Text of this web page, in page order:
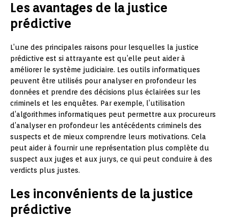
Les avantages de la justice
prédictive
L’une des principales raisons pour lesquelles la justice
prédictive est si attrayante est qu’elle peut aider à
améliorer le système judiciaire. Les outils informatiques
peuvent être utilisés pour analyser en profondeur les
données et prendre des décisions plus éclairées sur les
criminels et les enquêtes. Par exemple, l’utilisation
d’algorithmes informatiques peut permettre aux procureurs
d’analyser en profondeur les antécédents criminels des
suspects et de mieux comprendre leurs motivations. Cela
peut aider à fournir une représentation plus complète du
suspect aux juges et aux jurys, ce qui peut conduire à des
verdicts plus justes.
Les inconvénients de la justice
prédictive